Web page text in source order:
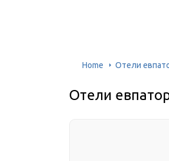
Home Отели
Отели